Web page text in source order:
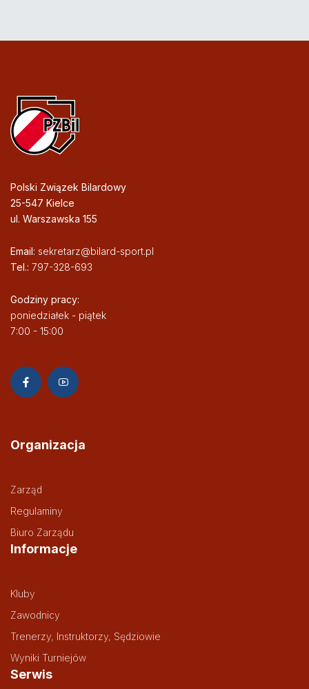
Polski Związek Bilardowy
25-547 Kielce
ul. Warszawska 155
Email: sekretarz@bilard-sport.pl
Tel.: 797-328-693
Godziny pracy:
poniedziałek - piątek
7:00 - 15:00
Organizacja
Zarząd
Regulaminy
Biuro Zarządu
Informacje
Kluby
Zawodnicy
Trenerzy, Instruktorzy, Sędziowie
Wyniki Turniejów
Serwis